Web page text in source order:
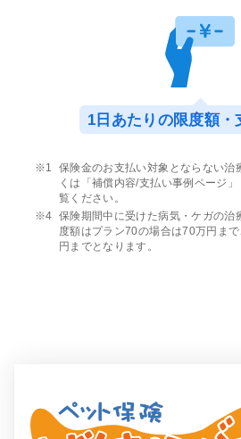
1日あたりの限度額・
保険金のお支払い対象とならない治
くは「補償内容/支払い事例ページ
覧ください。
保険期間中に受けた病気・ケガの治
度額はプラン70の場合は70万円ま
円までとなります。